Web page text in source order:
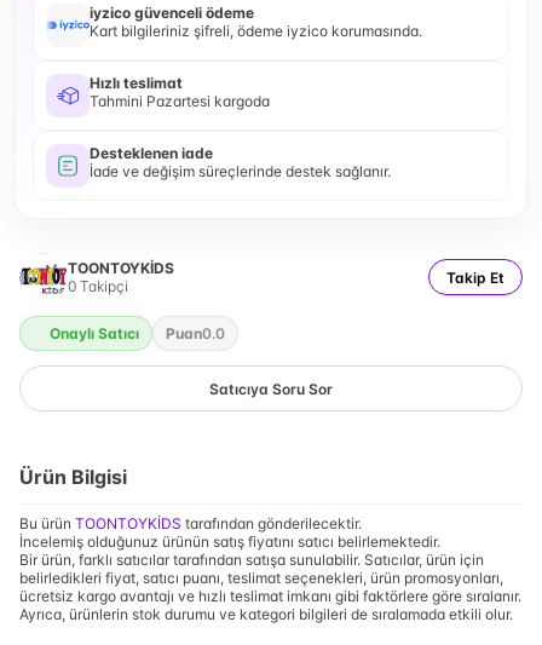
iyzico güvenceli ödeme
Kart bilgileriniz şifreli, ödeme iyzico korumasında.
Hızlı teslimat
Tahmini Pazartesi kargoda
Desteklenen iade
İade ve değişim süreçlerinde destek sağlanır.
TOONTOYKİDS
0 Takipçi Takip Et
Onaylı Satıcı Puan0.0
Satıcıya Soru Sor
Ürün Bilgisi
Bu ürün TOONTOYKİDS tarafından gönderilecektir.
İncelemiş olduğunuz ürünün satış fiyatını satıcı belirlemektedir.
Bir ürün, farklı satıcılar tarafından satışa sunulabilir. Satıcılar, ürün için
belirledikleri fiyat, satıcı puanı, teslimat seçenekleri, ürün promosyonları,
ücretsiz kargo avantajı ve hızlı teslimat imkanı gibi faktörlere göre sıralanır.
Ayrıca, ürünlerin stok durumu ve kategori bilgileri de sıralamada etkili olur.